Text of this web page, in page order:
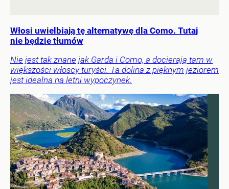
Włosi uwielbiają tę alternatywę dla Como. Tutaj
nie będzie tłumów
Nie jest tak znane jak Garda i Como, a docierają tam w
większości włoscy turyści. Ta dolina z pięknym jeziorem
jest idealna na letni wypoczynek.